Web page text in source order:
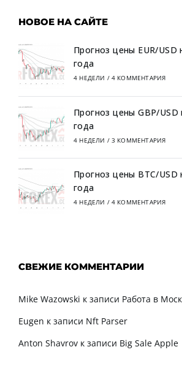
НОВОЕ НА САЙТЕ
Прогноз цены EUR/
года
4 НЕДЕЛИ / 4 КОММЕНТАРИЯ
Прогноз цены GBP/
года
4 НЕДЕЛИ / 3 КОММЕНТАРИЯ
Прогноз цены BTC/
года
4 НЕДЕЛИ / 4 КОММЕНТАРИЯ
СВЕЖИЕ КОММЕНТАРИИ
Mike Wazowski к записи Работа в
Eugen к записи Nft Parser
Anton Shavrov к записи Big Sale Apple